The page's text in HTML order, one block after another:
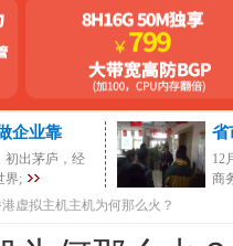
企业靠
初出茅庐，经
界;
省
12
商
虚拟主机主机为何那么火？